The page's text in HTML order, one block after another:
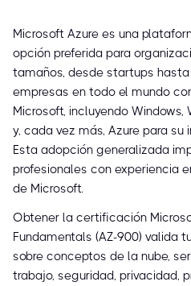
Microsoft Azure es una
opción preferida para
tamaños, desde startups
empresas en todo el mundo
Microsoft, incluyendo
y, cada vez más, Azure para su
Esta adopción generalizada
profesionales con experiencia
de Microsoft.
Obtener la certificación
Fundamentals (AZ-900) valida
sobre conceptos de la nube,
trabajo, seguridad, privacidad,